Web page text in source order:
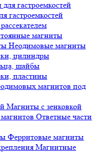
гастроемкостей
магниты
Неодимовые магниты
цилиндры
шайбы
пластины
магнитов под
Магниты с зенковкой
Ответные части
Ферритовые магниты
Магнитные